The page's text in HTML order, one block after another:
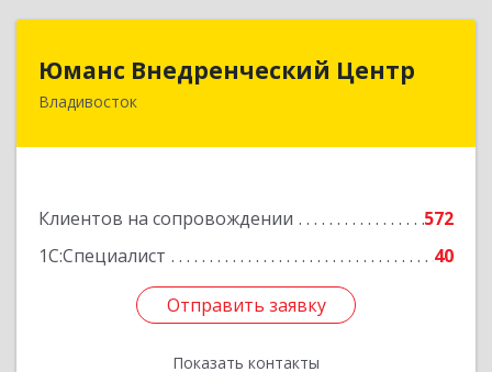
Юманс Внедренческий Центр
Владивосток
Клиентов на сопровождении
572
1С:Специалист
40
Отправить заявку
Показать контакты
Юманс Внедренческий Центр
690014, Приморский край, Владивосток г,
Отправить заявку
Назад